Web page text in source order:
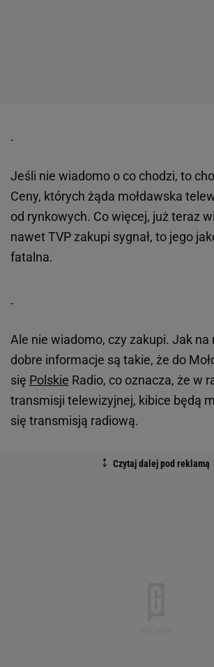
Jeśli nie wiadomo o co chodzi, to
Ceny, których żąda mołdawska
od rynkowych. Co więcej, już teraz
nawet TVP zakupi sygnał, to jego
fatalna.
Ale nie wiadomo, czy zakupi. Jak na
dobre informacje są takie, że do
się Polskie Radio, co oznacza, że w
transmisji telewizyjnej, kibice będą
się transmisją radiową.